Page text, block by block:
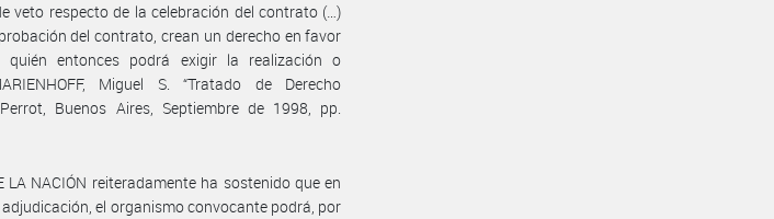
veto respecto de la celebración del contrato (…)
del contrato, crean un derecho en favor
quién entonces podrá exigir la realización o
Miguel S. “Tratado de Derecho
Buenos Aires, Septiembre de 1998, pp.
LA NACIÓN reiteradamente ha sostenido que en
el organismo convocante podrá, por